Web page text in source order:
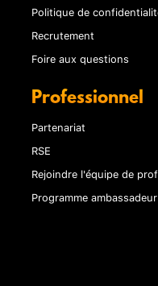
Politique de
Recrutement
Foire aux questions
Professionnel
Partenariat
RSE
Rejoindre l'équipe de
Programme ambassadeur